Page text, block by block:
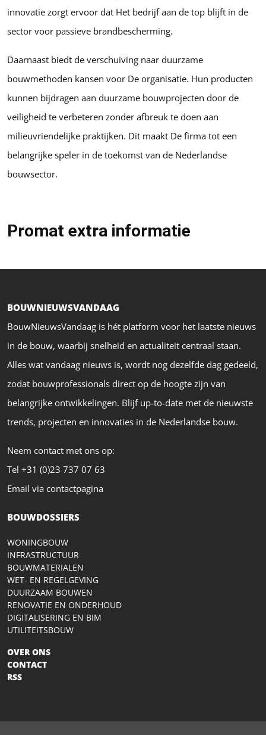
innovatie zorgt ervoor dat Het bedrijf aan de top blijft in de
sector voor passieve brandbescherming.
Daarnaast biedt de verschuiving naar duurzame
bouwmethoden kansen voor De organisatie. Hun producten
kunnen bijdragen aan duurzame bouwprojecten door de
veiligheid te verbeteren zonder afbreuk te doen aan
milieuvriendelijke praktijken. Dit maakt De firma tot een
belangrijke speler in de toekomst van de Nederlandse
bouwsector.
Promat extra informatie
BOUWNIEUWSVANDAAG
BouwNieuwsVandaag is hét platform voor het laatste nieuws
in de bouw, waarbij snelheid en actualiteit centraal staan.
Alles wat vandaag nieuws is, wordt nog dezelfde dag gedeeld,
zodat bouwprofessionals direct op de hoogte zijn van
belangrijke ontwikkelingen. Blijf up-to-date met de nieuwste
trends, projecten en innovaties in de Nederlandse bouw.
Neem contact met ons op:
Tel +31 (0)23 737 07 63
Email via contactpagina
BOUWDOSSIERS
WONINGBOUW
INFRASTRUCTUUR
BOUWMATERIALEN
WET- EN REGELGEVING
DUURZAAM BOUWEN
RENOVATIE EN ONDERHOUD
DIGITALISERING EN BIM
UTILITEITSBOUW
OVER ONS
CONTACT
RSS